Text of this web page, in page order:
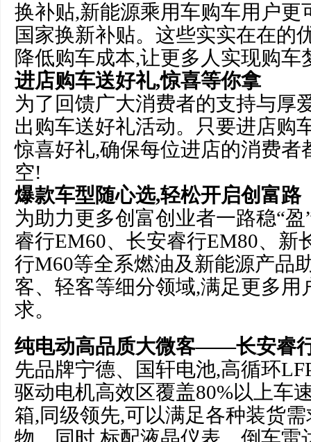
换补贴,新能源乘用车购车用户更
国家换新补贴。这些实实在在的
降低购车成本,让更多人实现购车
进店购车送好礼,惊喜等你拿
为了回馈广大消费者的支持与厚
出购车送好礼活动。只要进店购
惊喜好礼,确保每位进店的消费者
空!
爆款车型随心选,轻松开启创富路
为助力更多创富创业者一路稳“
睿行EM60、长安睿行EM80、新
行M60等全系燃油及新能源产品
客、轻客等细分领域,满足更多用
求。
纯电动高品质大微客——长安睿
先品牌宁德、国轩电池,高循环
驱动电机高效区覆盖80%以上车
箱,同级领先,可以满足各种装货